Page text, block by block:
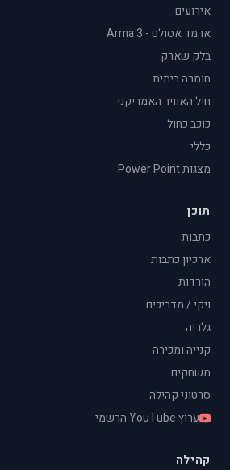
אירועים
ארמד אסולט - Arma 3
בלק שארק
חומרה ביתית
חיל האוויר האמריקני
כוכב כחול
כללי
מצגות Power Point
תוכן
כתבות
ארכיון כתבות
הורדות
ויקי / מדריכים
גלריה
קנייה ומכירה
משחקים
סרטוני קהילה
ערוץ YouTube הרשמי
קהילה